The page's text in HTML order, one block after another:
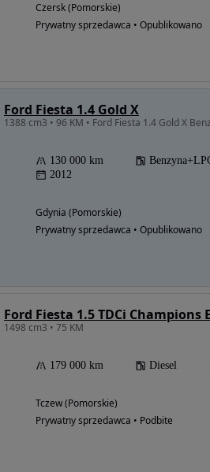
Czersk (Pomorskie)
Prywatny sprzedawca • Opublikowano
Ford Fiesta 1.4 Gold X
1388 cm3 • 96 KM • Ford Fiesta 1.4 Gold X
130 000 km
2012
Gdynia (Pomorskie)
Prywatny sprzedawca • Opublikowano
Ford Fiesta 1.5 TDCi Champions
1498 cm3 • 75 KM
179 000 km Diesel
Tczew (Pomorskie)
Prywatny sprzedawca • Podbite